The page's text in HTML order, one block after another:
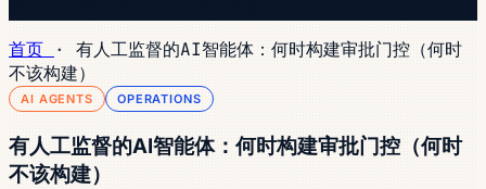
首页 ·
有人工监督的AI智能体：何时构建审批门控（何时
不该构建）
AI AGENTS OPERATIONS
有人工监督的AI智能体：何时构建审批门控（何时
不该构建）